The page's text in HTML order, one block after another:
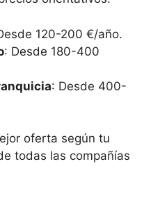
120-200 €/año.
: Desde 180-400
: Desde 400-
oferta según tu
todas las compañías